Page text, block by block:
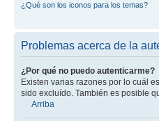
¿Qué son los iconos para los temas?
Problemas acerca de la
¿Por qué no puedo autenticarme?
Existen varias razones por lo cuál
sido excluído. También es posible
Arriba